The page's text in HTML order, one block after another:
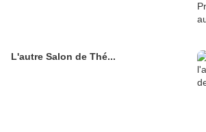
L'autre Salon de Thé...